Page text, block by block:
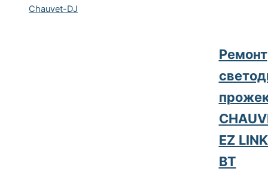
Chauvet-DJ
Ремонт
EZ
BT